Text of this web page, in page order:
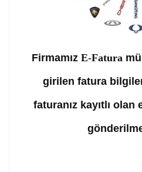
Firmamız E-Fatura
girilen fatura
faturanız kayıtlı